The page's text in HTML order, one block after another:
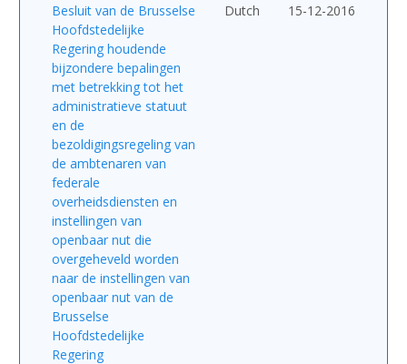
Besluit van de Brusselse
Hoofdstedelijke
Regering houdende
bijzondere bepalingen
met betrekking tot het
administratieve statuut
en de
bezoldigingsregeling van
de ambtenaren van
federale
overheidsdiensten en
instellingen van
openbaar nut die
overgeheveld worden
naar de instellingen van
openbaar nut van de
Brusselse
Hoofdstedelijke
Regering
Dutch 15-12-2016